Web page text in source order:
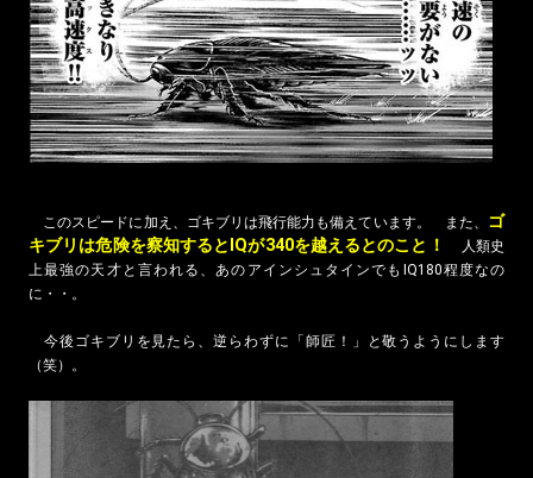
このスピードに加え、ゴキブリは飛行能力も備えています。 また、 ゴ
キブリは危険を察知するとIQが340を越えるとのこと！
人類史
上最強の天才と言われる、あのアインシュタインでもIQ180程度なの
に・・。
今後ゴキブリを見たら、逆らわずに「師匠！」と敬うようにします
（笑）。